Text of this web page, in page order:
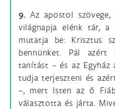
9.Az apostol szövege,
világnapja elénk tár, a
mutatja be: Krisztus
bennünket. Pál
tanítást – és az Egyház
tudja terjeszteni és
–, mert Isten az ő
választotta és járta.